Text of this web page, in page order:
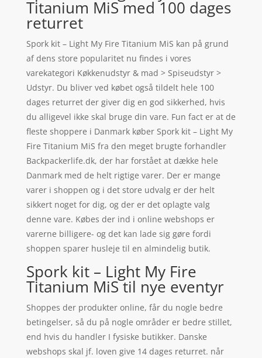
Titanium MiS med 100 dages
returret
Spork kit – Light My Fire Titanium MiS kan på grund
af dens store popularitet nu findes i vores
varekategori Køkkenudstyr & mad > Spiseudstyr >
Udstyr. Du bliver ved købet også tildelt hele 100
dages returret der giver dig en god sikkerhed, hvis
du alligevel ikke skal bruge din vare. Fun fact er at de
fleste shoppere i Danmark køber Spork kit – Light My
Fire Titanium MiS fra den meget brugte forhandler
Backpackerlife.dk, der har forstået at dække hele
Danmark med de helt rigtige varer. Der er mange
varer i shoppen og i det store udvalg er der helt
sikkert noget for dig, og der er det oplagte valg
denne vare. Købes der ind i online webshops er
varerne billigere- og det kan lade sig gøre fordi
shoppen sparer husleje til en almindelig butik.
Spork kit – Light My Fire
Titanium MiS til nye eventyr
Shoppes der produkter online, får du nogle bedre
betingelser, så du på nogle områder er bedre stillet,
end hvis du handler I fysiske butikker. Danske
webshops skal jf. loven give 14 dages returret. når